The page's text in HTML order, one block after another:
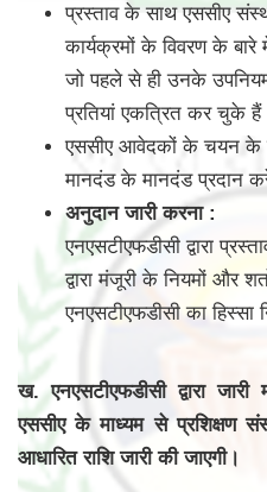
प्रस्ताव के साथ एससीए
कार्यक्रमों के विवरण के
जो पहले से ही उनके
प्रतियां एकत्रित कर चुके
एससीए आवेदकों के चयन के
मानदंड के मानदंड प्रदान
अनुदान जारी करना :
एनएसटीएफडीसी द्वारा
द्वारा मंजूरी के नियमों और
एनएसटीएफडीसी का हिस्सा
ख. एनएसटीएफडीसी द्वारा
एससीए के माध्यम से प्रशिक्षण
आधारित राशि जारी की जाएगी।